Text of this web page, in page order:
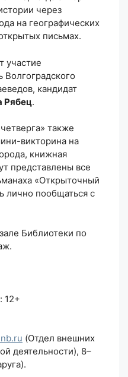
через
на географических
письмах.
участие
Волгоградского
кандидат
Рябец.
также
викторина на
книжная
представлены все
«Открыточный
лично пообщаться с
Библиотеки по
12+
(Отдел внешних
деятельности), 8–